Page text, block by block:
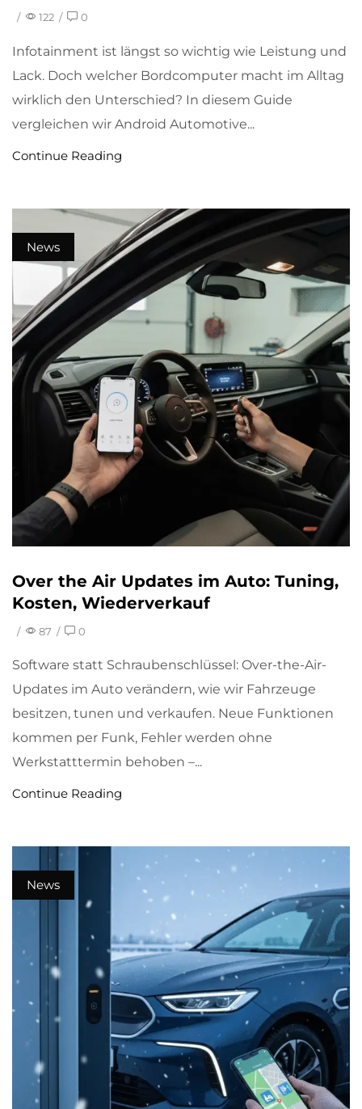
/ 122 / 0
Infotainment ist längst so wichtig wie Leistung und
Lack. Doch welcher Bordcomputer macht im Alltag
wirklich den Unterschied? In diesem Guide
vergleichen wir Android Automotive...
Continue Reading
News
Over the Air Updates im Auto: Tuning,
Kosten, Wiederverkauf
/ 87 / 0
Software statt Schraubenschlüssel: Over-the-Air-
Updates im Auto verändern, wie wir Fahrzeuge
besitzen, tunen und verkaufen. Neue Funktionen
kommen per Funk, Fehler werden ohne
Werkstatttermin behoben –...
Continue Reading
News